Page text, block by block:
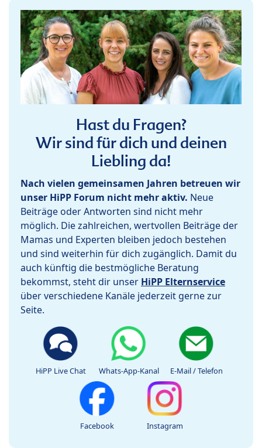
Hast du Fragen?
Wir sind für dich und deinen
Liebling da!
Nach vielen gemeinsamen Jahren betreuen wir
unser HiPP Forum nicht mehr aktiv. Neue
Beiträge oder Antworten sind nicht mehr
möglich. Die zahlreichen, wertvollen Beiträge der
Mamas und Experten bleiben jedoch bestehen
und sind weiterhin für dich zugänglich. Damit du
auch künftig die bestmögliche Beratung
bekommst, steht dir unser HiPP Elternservice
über verschiedene Kanäle jederzeit gerne zur
Seite.
HiPP Live Chat Whats-App-Kanal E-Mail / Telefon
Facebook Instagram